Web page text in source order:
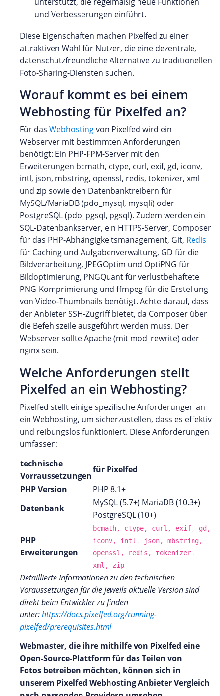
und Verbesserungen einführt.
Diese Eigenschaften machen Pixelfed zu einer
attraktiven Wahl für Nutzer, die eine dezentrale,
datenschutzfreundliche Alternative zu traditionellen
Foto-Sharing-Diensten suchen.
Worauf kommt es bei einem
Webhosting für Pixelfed an?
Für das Webhostingvon Pixelfed wird ein
Webserver mit bestimmten Anforderungen
benötigt: Ein PHP-FPM-Server mit den
Erweiterungen bcmath, ctype, curl, exif, gd, iconv,
intl, json, mbstring, openssl, redis, tokenizer, xml
und zip sowie den Datenbanktreibern für
MySQL/MariaDB (pdo_mysql, mysqli) oder
PostgreSQL (pdo_pgsql, pgsql). Zudem werden ein
SQL-Datenbankserver, ein HTTPS-Server, Composer
für das PHP-Abhängigkeitsmanagement, Git, Redis
für Caching und Aufgabenverwaltung, GD für die
Bildverarbeitung, JPEGOptim und OptiPNG für
Bildoptimierung, PNGQuant für verlustbehaftete
PNG-Komprimierung und ffmpeg für die Erstellung
von Video-Thumbnails benötigt. Achte darauf, dass
der Anbieter SSH-Zugriff bietet, da Composer über
die Befehlszeile ausgeführt werden muss. Der
Webserver sollte Apache (mit mod_rewrite) oder
nginx sein.
Welche Anforderungen stellt
Pixelfed an ein Webhosting?
Pixelfed stellt einige spezifische Anforderungen an
ein Webhosting, um sicherzustellen, dass es effektiv
und reibungslos funktioniert. Diese Anforderungen
umfassen:
technische
Vorraussetzungen
für Pixelfed
PHP Version
PHP 8.1+
Datenbank
MySQL (5.7+) MariaDB (10.3+)
PostgreSQL (10+)
PHP
Erweiterungen
bcmath, ctype, curl, exif, gd,
iconv, intl, json, mbstring,
openssl, redis, tokenizer,
xml, zip
Detaillierte Informationen zu den technischen
Voraussetzungen für die jeweils aktuelle Version sind
direkt beim Entwickler zu finden
unter:https://docs.pixelfed.org/running-
pixelfed/prerequisites.html
Webmaster, die ihre mithilfe von Pixelfed eine
Open-Source-Plattform für das Teilen von
Fotos betreiben möchten, können sich in
unserem Pixelfed Webhosting Anbieter Vergleich